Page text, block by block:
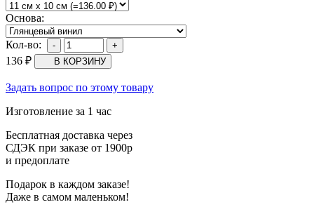
Основа:
Кол-во:
136 ₽
Задать вопрос по этому товару
Изготовление за 1 час
Бесплатная доставка через
СДЭК при заказе от 1900р
и предоплате
Подарок в каждом заказе!
Даже в самом маленьком!